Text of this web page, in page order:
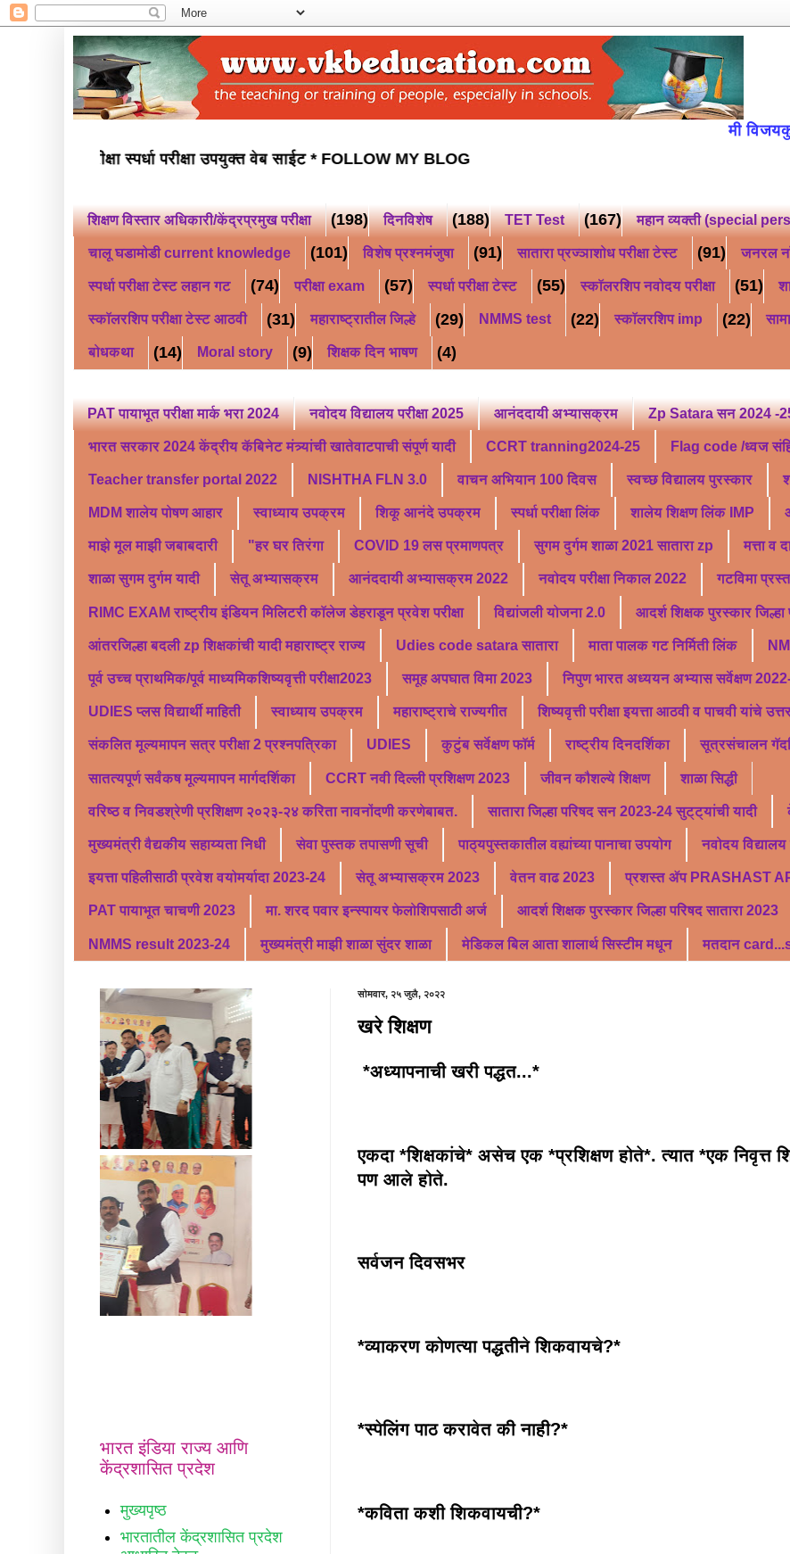
मी विजयकुमार
परीक्षा स्कॉलरशिप परीक्षा स्पर्धा परीक्षा उपयुक्त वेब साईट * FOLLOW MY BLOG
शिक्षण विस्तार अधिकारी/केंद्रप्रमुख परीक्षा (198) दिनविशेष (188) TET Test (167) महान व्यक्ती (special
चालू घडामोडी current knowledge (101) विशेष प्रश्नमंजुषा (91) सातारा प्रज्ञाशोध परीक्षा टेस्ट (91) जनरल
स्पर्धा परीक्षा टेस्ट लहान गट (74) परीक्षा exam (57) स्पर्धा परीक्षा टेस्ट (55) स्कॉलरशिप नवोदय परीक्षा (51)
स्कॉलरशिप परीक्षा टेस्ट आठवी (31) महाराष्ट्रातील जिल्हे (29) NMMS test (22) स्कॉलरशिप imp (22)
बोधकथा (14) Moral story (9) शिक्षक दिन भाषण (4)
PAT पायाभूत परीक्षा मार्क भरा 2024 नवोदय विद्यालय परीक्षा 2025 आनंददायी अभ्यासक्रम Zp Satara सन 2024 -
भारत सरकार 2024 केंद्रीय कॅबिनेट मंत्र्यांची खातेवाटपाची संपूर्ण यादी CCRT tranning2024-25 Flag code /ध्वज
Teacher transfer portal 2022 NISHTHA FLN 3.0 वाचन अभियान 100 दिवस स्वच्छ विद्यालय पुरस्कार
MDM शालेय पोषण आहार स्वाध्याय उपक्रम शिकू आनंदे उपक्रम स्पर्धा परीक्षा लिंक शालेय शिक्षण लिंक IMP
माझे मूल माझी जबाबदारी "हर घर तिरंगा COVID 19 लस प्रमाणपत्र सुगम दुर्गम शाळा 2021 सातारा zp मत्ता व
शाळा सुगम दुर्गम यादी सेतू अभ्यासक्रम आनंददायी अभ्यासक्रम 2022 नवोदय परीक्षा निकाल 2022 गटविमा
RIMC EXAM राष्ट्रीय इंडियन मिलिटरी कॉलेज डेहराडून प्रवेश परीक्षा विद्यांजली योजना 2.0 आदर्श शिक्षक पुरस्कार जिल्हा
आंतरजिल्हा बदली zp शिक्षकांची यादी महाराष्ट्र राज्य Udies code satara सातारा माता पालक गट निर्मिती लिंक
पूर्व उच्च प्राथमिक/पूर्व माध्यमिकशिष्यवृत्ती परीक्षा2023 समूह अपघात विमा 2023 निपुण भारत अध्ययन अभ्यास सर्वेक्षण
UDIES प्लस विद्यार्थी माहिती स्वाध्याय उपक्रम महाराष्ट्राचे राज्यगीत शिष्यवृत्ती परीक्षा इयत्ता आठवी व पाचवी यांचे
संकलित मूल्यमापन सत्र परीक्षा 2 प्रश्नपत्रिका UDIES कुटुंब सर्वेक्षण फॉर्म राष्ट्रीय दिनदर्शिका सूत्रसंचालन
सातत्यपूर्ण सर्वंकष मूल्यमापन मार्गदर्शिका CCRT नवी दिल्ली प्रशिक्षण 2023 जीवन कौशल्ये शिक्षण शाळा सिद्धी
वरिष्ठ व निवडश्रेणी प्रशिक्षण २०२३-२४ करिता नावनोंदणी करणेबाबत. सातारा जिल्हा परिषद सन 2023-24 सुट्ट्यांची यादी
मुख्यमंत्री वैद्यकीय सहाय्यता निधी सेवा पुस्तक तपासणी सूची पाठ्यपुस्तकातील वह्यांच्या पानाचा उपयोग नवोदय विद्यालय
इयत्ता पहिलीसाठी प्रवेश वयोमर्यादा 2023-24 सेतू अभ्यासक्रम 2023 वेतन वाढ 2023 प्रशस्त ॲप PRASHAST
PAT पायाभूत चाचणी 2023 मा. शरद पवार इन्स्पायर फेलोशिपसाठी अर्ज आदर्श शिक्षक पुरस्कार जिल्हा परिषद सातारा 2023
NMMS result 2023-24 मुख्यमंत्री माझी शाळा सुंदर शाळा मेडिकल बिल आता शालार्थ सिस्टीम मधून मतदान
सोमवार, २५ जुलै, २०२२
खरे शिक्षण
*अध्यापनाची खरी पद्धत...*
एकदा *शिक्षकांचे* असेच एक *प्रशिक्षण होते*. त्यात *एक निवृत्त
पण आले होते.
सर्वजन दिवसभर
*व्याकरण कोणत्या पद्धतीने शिकवायचे?*
*स्पेलिंग पाठ करावेत की नाही?*
*कविता कशी शिकवायची?*
भारत इंडिया राज्य आणि
केंद्रशासित प्रदेश
मुख्यपृष्ठ
भारतातील केंद्रशासित प्रदेश